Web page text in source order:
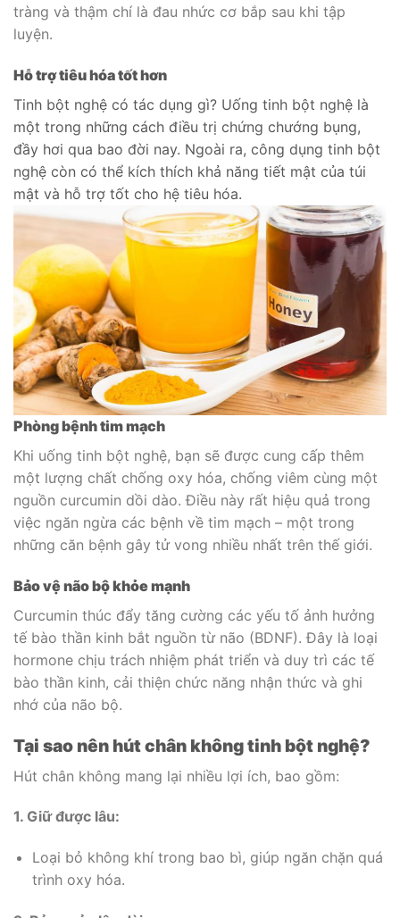
tràng và thậm chí là đau nhức cơ bắp sau khi tập
luyện.
Hỗ trợ tiêu hóa tốt hơn
Tinh bột nghệ có tác dụng gì? Uống tinh bột nghệ là
một trong những cách điều trị chứng chướng bụng,
đầy hơi qua bao đời nay. Ngoài ra, công dụng tinh bột
nghệ còn có thể kích thích khả năng tiết mật của túi
mật và hỗ trợ tốt cho hệ tiêu hóa.
Phòng bệnh tim mạch
Khi uống tinh bột nghệ, bạn sẽ được cung cấp thêm
một lượng chất chống oxy hóa, chống viêm cùng một
nguồn curcumin dồi dào. Điều này rất hiệu quả trong
việc ngăn ngừa các bệnh về tim mạch – một trong
những căn bệnh gây tử vong nhiều nhất trên thế giới.
Bảo vệ não bộ khỏe mạnh
Curcumin thúc đẩy tăng cường các yếu tố ảnh hưởng
tế bào thần kinh bắt nguồn từ não (BDNF). Đây là loại
hormone chịu trách nhiệm phát triển và duy trì các tế
bào thần kinh, cải thiện chức năng nhận thức và ghi
nhớ của não bộ.
Tại sao nên hút chân không tinh bột nghệ?
Hút chân không mang lại nhiều lợi ích, bao gồm:
1. Giữ được lâu:
Loại bỏ không khí trong bao bì, giúp ngăn chặn quá
trình oxy hóa.